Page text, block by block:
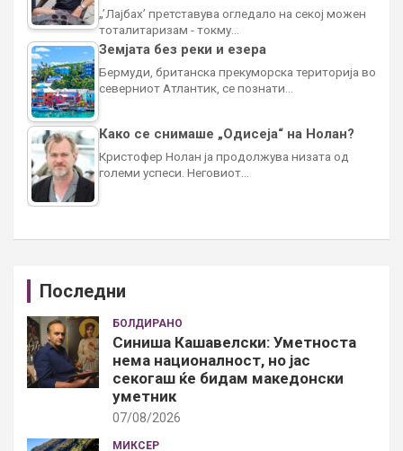
„’Лајбах’ претставува огледало на секој можен
тоталитаризам - токму…
Земјата без реки и езера
Бермуди, британска прекуморска територија во
северниот Атлантик, се познати…
Како се снимаше „Одисеја“ на Нолан?
Кристофер Нолан ја продолжува низата од
големи успеси. Неговиот…
Последни
БОЛДИРАНО
Синиша Кашавелски: Уметноста
нема националност, но јас
секогаш ќе бидам македонски
уметник
07/08/2026
МИКСЕР